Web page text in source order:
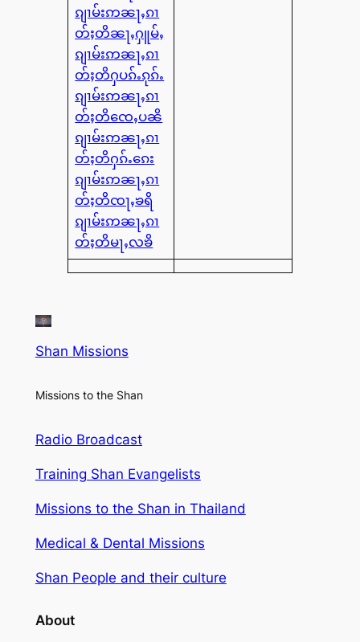
ၵျၢမ်းဢၼႃႇၵၢ
တ်ႈတိၼႃႇႁူမ်ႇ
ၵျၢမ်းဢၼႃႇၵၢ
တ်ႈတိႁပၵ်ႉၵုၵ်ႉ
ၵျၢမ်းဢၼႃႇၵၢ
တ်ႈတိၸေႇပၼိ
ၵျၢမ်းဢၼႃႇၵၢ
တ်ႈတိႁၵ်ႉၵေး
ၵျၢမ်းဢၼႃႇၵၢ
တ်ႈတိၸႃႇၶရိ
ၵျၢမ်းဢၼႃႇၵၢ
တ်ႈတိမႃႇလၶိ
Shan Missions
Missions to the Shan
Radio Broadcast
Training Shan Evangelists
Missions to the Shan in Thailand
Medical & Dental Missions
Shan People and their culture
About